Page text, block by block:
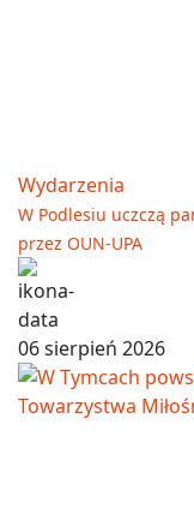
Wydarzenia
W Podlesiu uczczą
przez OUN-UPA
06 sierpień 2026